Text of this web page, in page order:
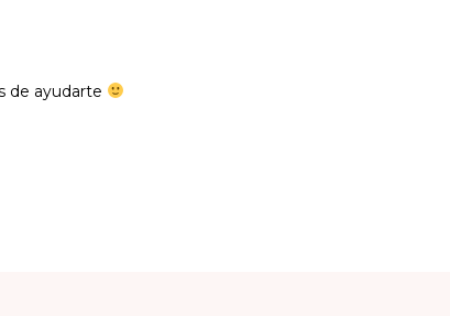
de ayudarte